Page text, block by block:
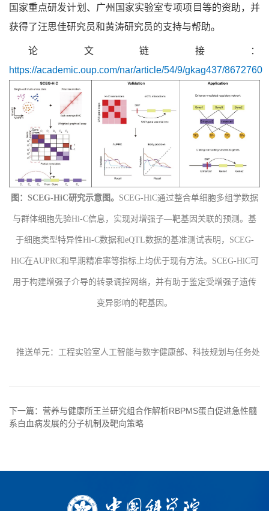
国家重点研发计划、广州国家实验室专项项目等的资助，并
获得了汪思佳研究员和黄涛研究员的支持与帮助。
论文链接：
https://academic.oup.com/nar/article/54/9/gkag437/8672760
图： SCEG-HiC研究示意图。 SCEG-HiC通过整合单细胞多组学数据
与群体细胞先验Hi-C信息，实现对增强子—靶基因关联的预测。基
于细胞类型特异性Hi-C数据和eQTL数据的基准测试表明，SCEG-
HiC在AUPRC和早期精准率等指标上均优于现有方法。SCEG-HiC可
用于构建增强子介导的转录调控网络，并有助于鉴定受增强子遗传
变异影响的靶基因。
推送单元： 工程实验室人工智能与数字健康部、科技规划与任务处
下一篇：营养与健康所王兰研究组合作解析RBPMS蛋白促进急性髓
系白血病发展的分子机制及靶向策略